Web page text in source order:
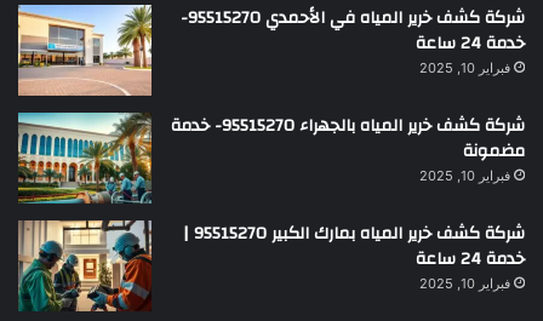
شركة كشف خرير المياه في الأحمدي 95515270-
خدمة 24 ساعة
فبراير 10, 2025
شركة كشف خرير المياه بالجهراء 95515270- خدمة
مضمونة
فبراير 10, 2025
شركة كشف خرير المياه بمارك الكبير 95515270 |
خدمة 24 ساعة
فبراير 10, 2025